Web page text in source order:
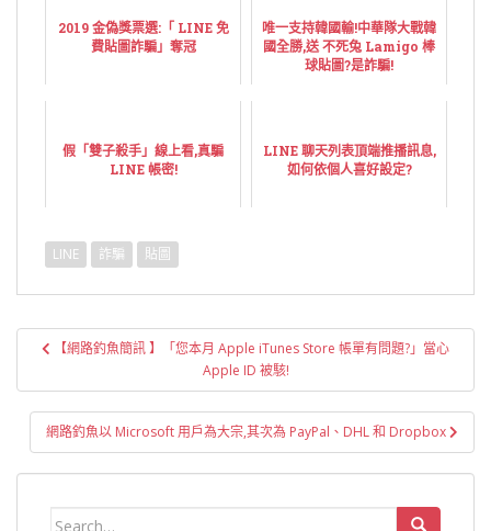
2019 金偽獎票選:「 LINE 免
費貼圖詐騙」奪冠
唯一支持韓國輸!中華隊大戰韓
國全勝,送 不死兔 Lamigo 棒
球貼圖?是詐騙!
假「雙子殺手」線上看,真騙
LINE 帳密!
LINE 聊天列表頂端推播訊息,
如何依個人喜好設定?
LINE 詐騙 貼圖
文
導
【網路釣魚簡訊 】「您本月 Apple iTunes Store 帳單有問題?」當心
Apple ID 被駭!
網路釣魚以 Microsoft 用戶為大宗,其次為 PayPal、DHL 和 Dropbox
Search